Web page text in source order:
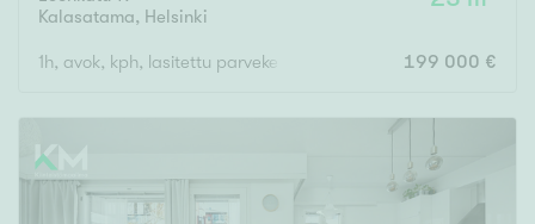
Kalasatama, Helsinki
1h, avok, kph, lasitettu parveke 199 000 €